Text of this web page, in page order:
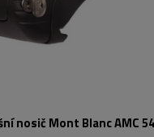
nosič Mont Blanc AMC